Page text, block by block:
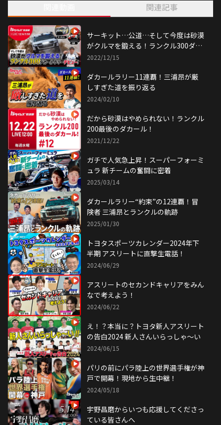
トヨタの「モータースポーツを起点とした、もっといいクルマづくり」
の挑戦に迫ります。
放送を是非ご覧ください。
関連記事
サーキット…公道…そして今度は砂漠
がクルマを鍛える！ランクル300ダカ
ールラリーデビュー！
2022/12/15
ダカールラリー11連覇！三浦昂が厳
しすぎた道を振り返る
2024/02/10
だから砂漠はやめられない！ランクル
200最後のダカール！
2021/12/22
ガチで人気急上昇！スーパーフォーミ
ュラ 新チームの奮闘に密着
2025/03/14
ダカールラリー“約束”の12連覇！冒
険者 三浦昂とランクルの軌跡
2025/01/30
トヨタスポーツカレンダー2024年下
半期 アスリートに直撃生電話！
2024/06/29
アスリートのセカンドキャリアをみん
なで考えよう！
2024/06/22
え！？本当に？トヨタ新人アスリート
の告白2024 新人さんいらっしゃ〜い
2024/06/15
パリの前にパラ陸上の世界選手権が神
戸で開幕！現地から生中継！
2024/05/18
宇野昌磨からいつも応援してくださっ
ている皆さんへ